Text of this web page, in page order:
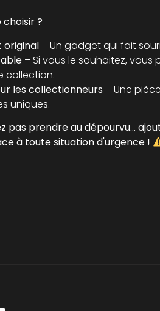
choisir ?
original – Un gadget qui fait
– Si vous le souhaitez,
collection.
les collectionneurs – Une
uniques.
pas prendre au dépourvu...
à toute situation d'urgence !